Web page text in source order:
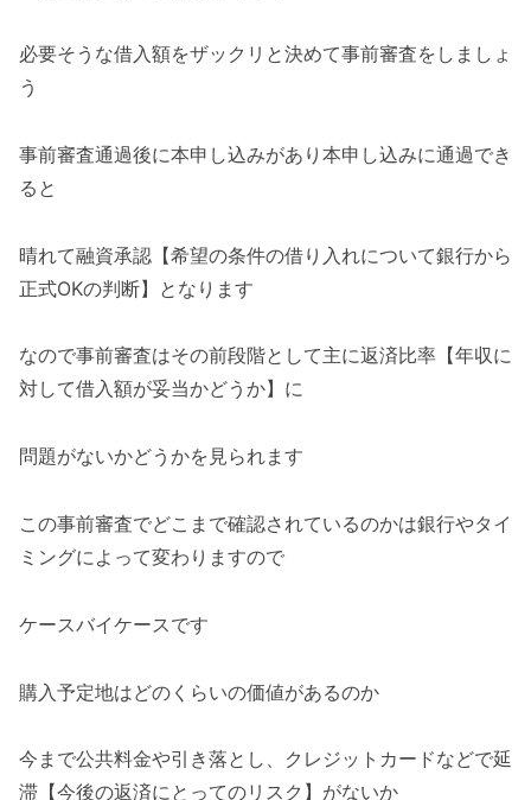
必要そうな借入額をザックリと決めて事前審査をしましょ
う
事前審査通過後に本申し込みがあり本申し込みに通過でき
ると
晴れて融資承認【希望の条件の借り入れについて銀行から
正式OKの判断】となります
なので事前審査はその前段階として主に返済比率【年収に
対して借入額が妥当かどうか】に
問題がないかどうかを見られます
この事前審査でどこまで確認されているのかは銀行やタイ
ミングによって変わりますので
ケースバイケースです
購入予定地はどのくらいの価値があるのか
今まで公共料金や引き落とし、クレジットカードなどで延
滞【今後の返済にとってのリスク】がないか